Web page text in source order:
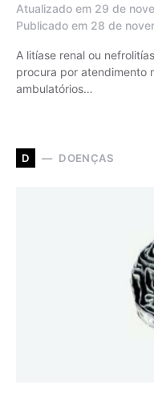
Atualizado em 29 de
Publicado em 28 de
A litíase renal ou
procura por atendimento
ambulatórios…
D DOENÇAS